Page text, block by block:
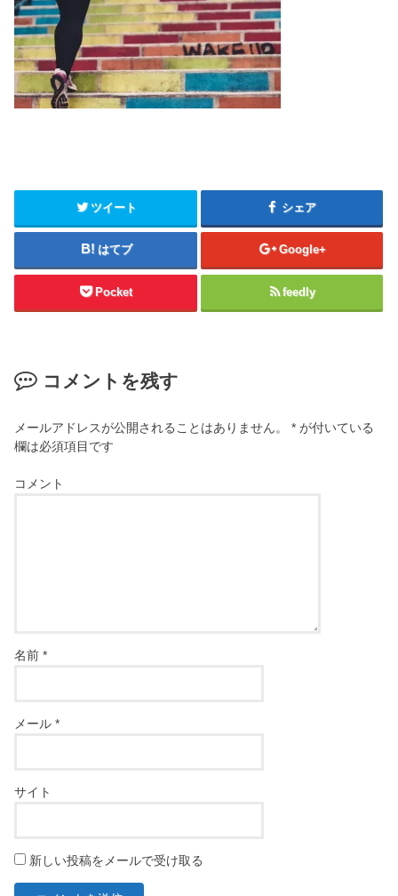
ツイート シェア
はてブ Google+
Pocket feedly
コメントを残す
メールアドレスが公開されることはありません。 * が付いている
欄は必須項目です
コメント
名前*
メール*
サイト
新しい投稿をメールで受け取る